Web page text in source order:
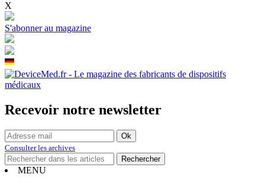
X
S'abonner au magazine
Recevoir notre newsletter
Consulter les archives
MENU